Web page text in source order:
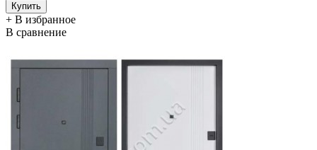
+ В избранное
В сравнение